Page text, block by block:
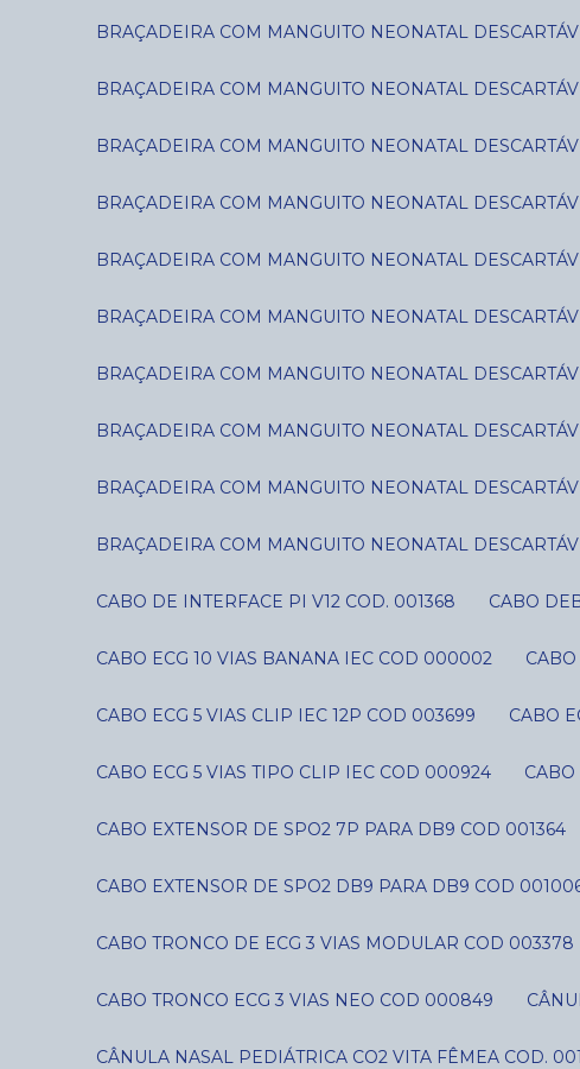
BRAÇADEIRA COM MANGUITO NEONATAL
BRAÇADEIRA COM MANGUITO NEONATAL
BRAÇADEIRA COM MANGUITO NEONATAL
BRAÇADEIRA COM MANGUITO NEONATAL
BRAÇADEIRA COM MANGUITO NEONATAL
BRAÇADEIRA COM MANGUITO NEONATAL
BRAÇADEIRA COM MANGUITO NEONATAL
BRAÇADEIRA COM MANGUITO NEONATAL
BRAÇADEIRA COM MANGUITO NEONATAL
BRAÇADEIRA COM MANGUITO NEONATAL
CABO DE INTERFACE PI V12 COD. 001368 CABO
CABO ECG 10 VIAS BANANA IEC COD 000002
CABO ECG 5 VIAS CLIP IEC 12P COD 003699 CABO
CABO ECG 5 VIAS TIPO CLIP IEC COD 000924
CABO EXTENSOR DE SPO2 7P PARA DB9 COD 001364
CABO EXTENSOR DE SPO2 DB9 PARA DB9 COD
CABO TRONCO DE ECG 3 VIAS MODULAR COD 003378
CABO TRONCO ECG 3 VIAS NEO COD 000849
CÂNULA NASAL PEDIÁTRICA CO2 VITA FÊMEA COD.